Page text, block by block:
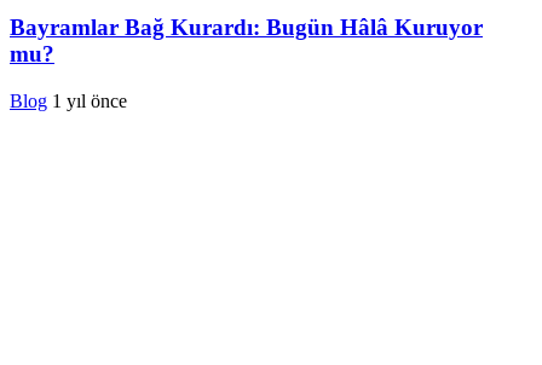
Bayramlar Bağ Kurardı: Bugün Hâlâ Kuruyor
mu?
Blog 1 yıl önce